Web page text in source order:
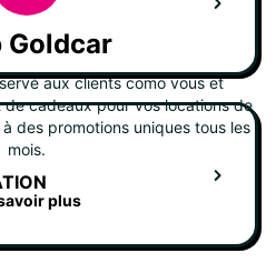
Goldcar
aux clients como vous et
cadeaux pour vos locations de
des promotions uniques tous les
mois.
plus